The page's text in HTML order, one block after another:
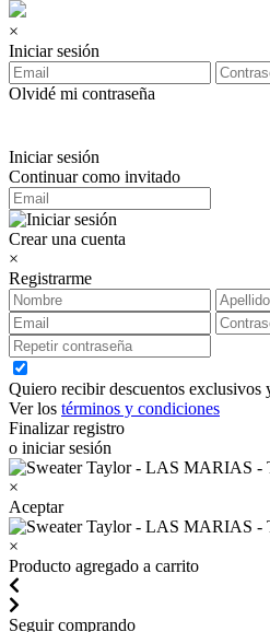
×
Iniciar sesión
Olvidé mi contraseña
Iniciar sesión
Continuar como invitado
Crear una cuenta
×
Registrarme
Quiero recibir descuentos exclusivos
Ver los términos y condiciones
Finalizar registro
o iniciar sesión
×
Aceptar
×
Producto agregado a carrito
Seguir comprando